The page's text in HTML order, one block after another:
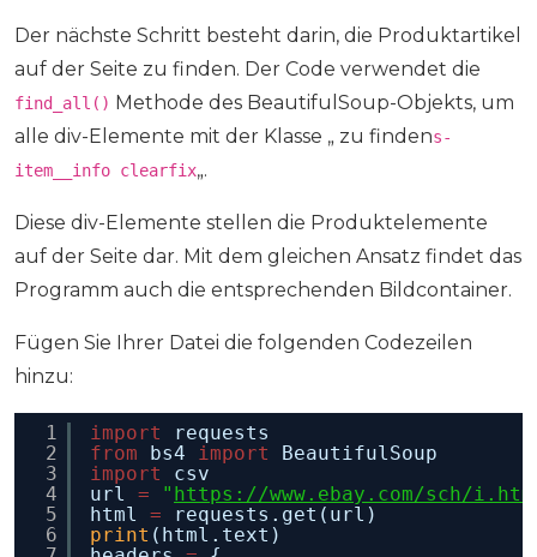
Der nächste Schritt besteht darin, die Produktartikel
auf der Seite zu finden. Der Code verwendet die
find_all() Methode des BeautifulSoup-Objekts, um
alle div-Elemente mit der Klasse „ zu findens-
item__info clearfix„.
Diese div-Elemente stellen die Produktelemente
auf der Seite dar. Mit dem gleichen Ansatz findet das
Programm auch die entsprechenden Bildcontainer.
Fügen Sie Ihrer Datei die folgenden Codezeilen
hinzu:
1
2
3
4
5
6
import
requests
from
bs4 import
BeautifulSoup
import
csv
url = " https://www.ebay.com/sch/
html =
requests.get(url)
print (html.text)